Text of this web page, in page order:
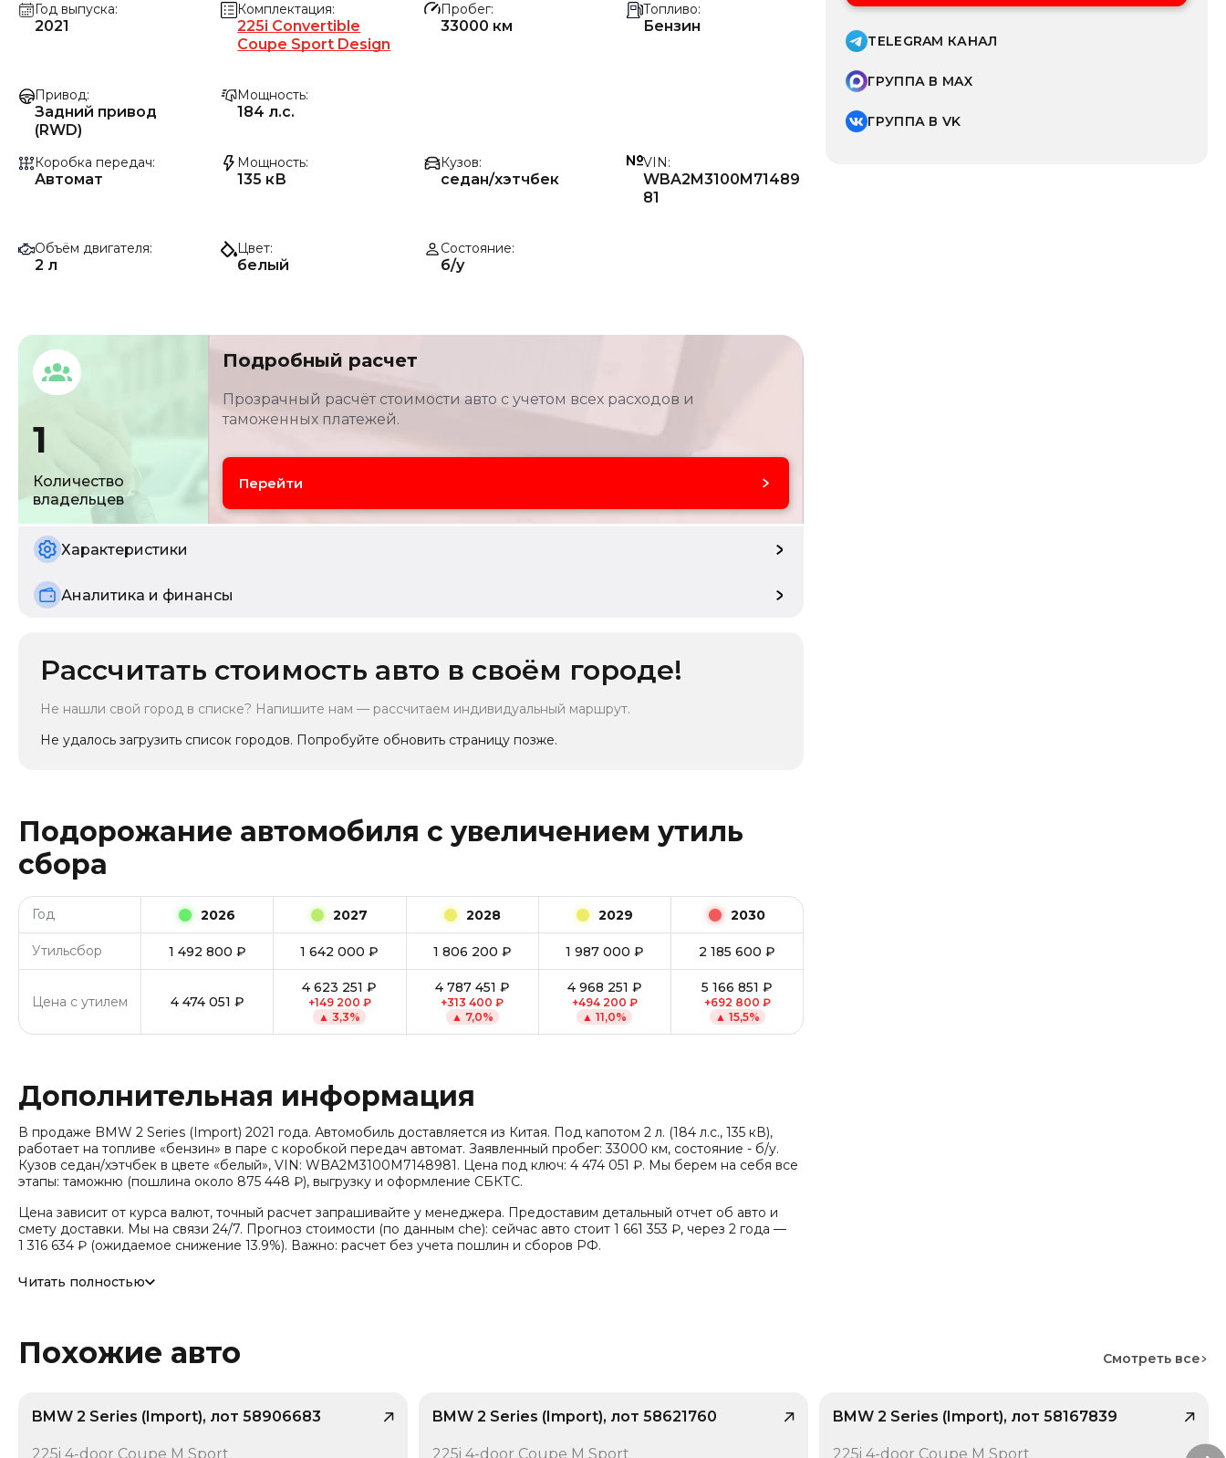
Год выпуска
2021
Комплектация
225i Convertible
Coupe Sport Design
Пробег
33000 км
Топливо
Бензин
Привод
Задний привод
(RWD)
Мощность
184 л.с.
Коробка передач
Автомат
Мощность
135 кВ
Кузов
седан/хэтчбек
VIN
WBA2M3100M71489
81
Объём двигателя
2 л
Цвет
белый
Состояние
б/у
1
Количество
владельцев
Подробный расчет
Прозрачный расчёт стоимости авто с учетом всех расходов и
таможенных платежей.
Перейти
Характеристики
Аналитика и финансы
Рассчитать стоимость авто в своём городе!
Не нашли свой город в списке? Напишите нам — рассчитаем индивидуальный маршрут.
Не удалось загрузить список городов. Попробуйте обновить страницу позже.
Подорожание автомобиля с увеличением утиль
сбора
Год 2026 2027 2028 2029 2030
Утильсбор 1 492 800 ₽ 1 642 000 ₽ 1 806 200 ₽ 1 987 000 ₽ 2 185 600 ₽
Цена с утилем 4 474 051 ₽
4 623 251 ₽
+149 200 ₽
▲3,3%
4 787 451 ₽
+313 400 ₽
▲ 7,0%
4 968 251 ₽
+494 200 ₽
▲11,0%
5 166 851 ₽
+692 800 ₽
▲ 15,5%
Дополнительная информация
В продаже BMW 2 Series (Import) 2021 года. Автомобиль доставляется из Китая. Под капотом 2 л. (184 л.с., 135 кВ),
работает на топливе «бензин» в паре с коробкой передач автомат. Заявленный пробег: 33000 км, состояние - б/у.
Кузов седан/хэтчбек в цвете «белый», VIN: WBA2M3100M7148981. Цена под ключ: 4 474 051 ₽. Мы берем на себя все
этапы: таможню (пошлина около 875 448 ₽), выгрузку и оформление СБКТС.
Цена зависит от курса валют, точный расчет запрашивайте у менеджера. Предоставим детальный отчет об авто и
смету доставки. Мы на связи 24/7. Прогноз стоимости (по данным che): сейчас авто стоит 1 661 353 ₽, через 2 года —
1 316 634 ₽ (ожидаемое снижение 13.9%). Важно: расчет без учета пошлин и сборов РФ.
Привод - Задний привод (RWD).
Читать полностью
TELEGRAM КАНАЛ
ГРУППА В MAX
ГРУППА В VK
Похожие авто Смотреть все
BMW 2 Series (Import), лот 58906683
225i 4-door Coupe M Sport
BMW 2 Series (Import), лот 58621760
225i 4-door Coupe M Sport
BMW 2 Series (Import), лот 58167839
225i 4-door Coupe M Sport